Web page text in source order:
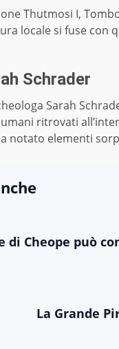
Thutmosi I,
locale si fuse con
Schrader
Sarah
ritrovati
notato elementi
di Cheope può
La Grande